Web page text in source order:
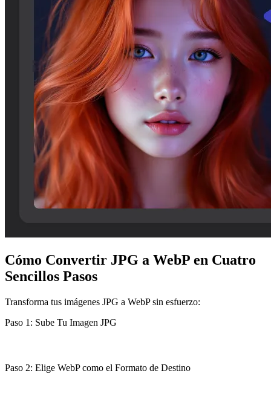
Cómo Convertir JPG a WebP en Cuatro
Sencillos Pasos
Transforma tus imágenes JPG a WebP sin esfuerzo:
Paso 1: Sube Tu Imagen JPG
Paso 2: Elige WebP como el Formato de Destino